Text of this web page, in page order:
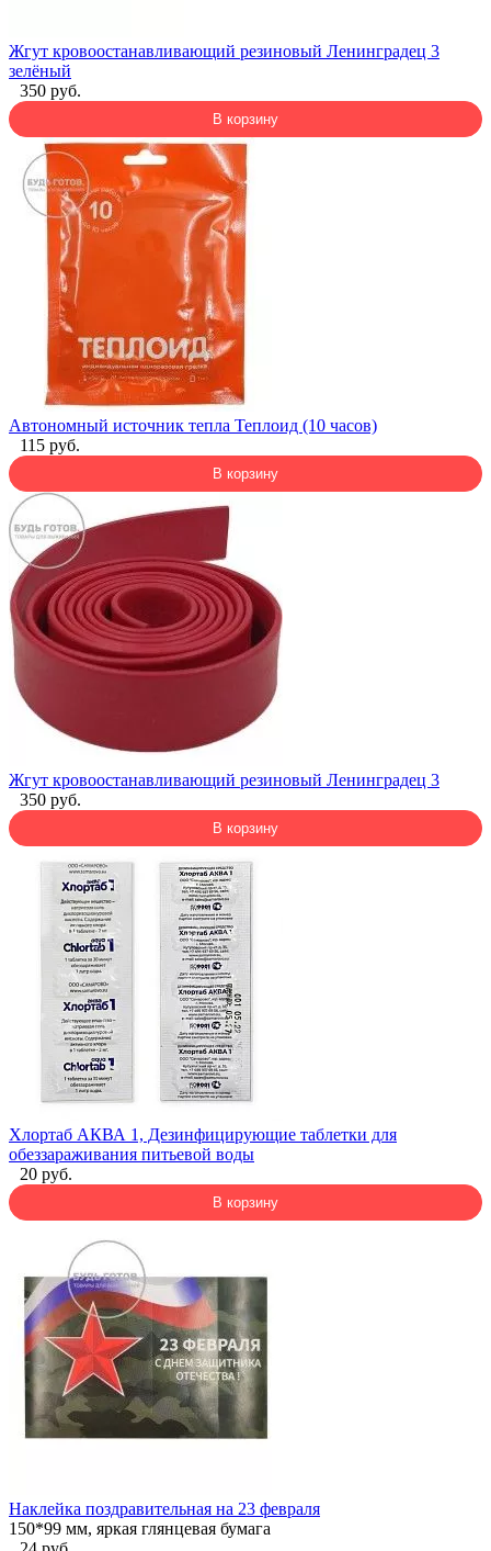
Жгут кровоостанавливающий резиновый Ленинградец 3
зелёный
350 руб.
В корзину
Автономный источник тепла Теплоид (10 часов)
115 руб.
В корзину
Жгут кровоостанавливающий резиновый Ленинградец 3
350 руб.
В корзину
Хлортаб АКВА 1, Дезинфицирующие таблетки для
обеззараживания питьевой воды
20 руб.
В корзину
Наклейка поздравительная на 23 февраля
150*99 мм, яркая глянцевая бумага